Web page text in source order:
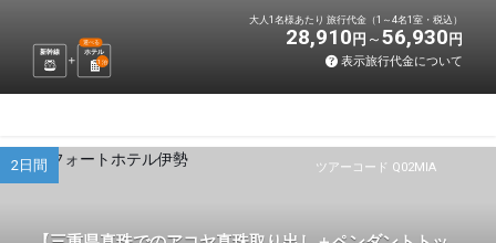
新幹線 ホテル
選べる
1 泊
大人1名様あたり 旅行代金（1～4名1室・税込）
28,910 円 56,930 円
表示旅行代金について
ツアーコード Q02MIA
2日間